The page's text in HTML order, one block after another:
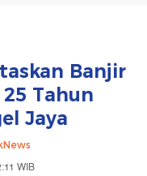
Banjir
Tahun
Jaya
WIB